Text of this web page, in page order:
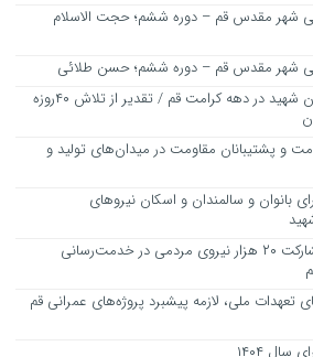
شهر مقدس قم – دوره ششم؛ حجت الاسلام
شهر مقدس قم – دوره ششم؛ حسن طلائی
گرامیداشت دختران و کودکان شهید در دهه کرامت قم / تقدیر از تلاش ۴۰روزه
و پشتیبانان مقاومت در میدان‌های تولید و
بانوان و سالمندان و اسکان نیروهای
آماده‌سازی هزار موکب و مشارکت ۲۰ هزار نیروی مردمی در خدمت‌رسانی
تعهدات ملی، لازمه پیشبرد پروژه‌های عمرانی قم